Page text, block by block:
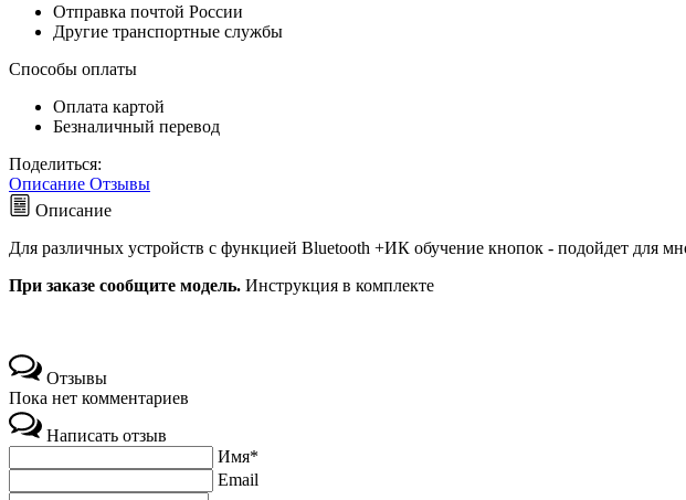
Отправка почтой России
Другие транспортные службы
Способы оплаты
Оплата картой
Безналичный перевод
Поделиться:
Описание Отзывы
Описание
Для различных устройств с функцией Bluetooth +ИК обучение кнопок - подойдет для
При заказе сообщите модель. Инструкция в комплекте
Отзывы
Пока нет комментариев
Написать отзыв
Имя*
Email